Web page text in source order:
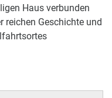
Haus verbunden
reichen Geschichte und